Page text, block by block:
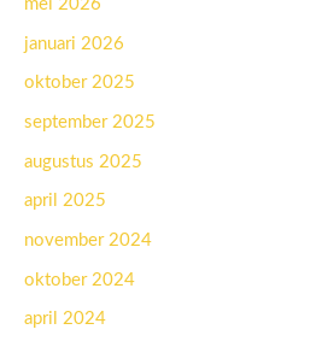
mei 2026
januari 2026
oktober 2025
september 2025
augustus 2025
april 2025
november 2024
oktober 2024
april 2024